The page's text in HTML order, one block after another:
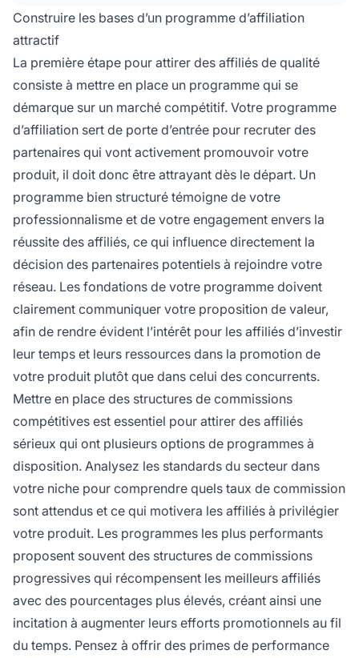
de relations solides avec vos affiliés et offrez-
leur le soutien nécessaire à leur réussite.
Construire les bases d’un programme d’affiliation
attractif
La première étape pour attirer des affiliés de qualité
consiste à mettre en place un programme qui se
démarque sur un marché compétitif. Votre programme
d’affiliation sert de porte d’entrée pour recruter des
partenaires qui vont activement promouvoir votre
produit, il doit donc être attrayant dès le départ. Un
programme bien structuré témoigne de votre
professionnalisme et de votre engagement envers la
réussite des affiliés, ce qui influence directement la
décision des partenaires potentiels à rejoindre votre
réseau. Les fondations de votre programme doivent
clairement communiquer votre proposition de valeur,
afin de rendre évident l’intérêt pour les affiliés d’investir
leur temps et leurs ressources dans la promotion de
votre produit plutôt que dans celui des concurrents.
Mettre en place des structures de commissions
compétitives est essentiel pour attirer des affiliés
sérieux qui ont plusieurs options de programmes à
disposition. Analysez les standards du secteur dans
votre niche pour comprendre quels taux de commission
sont attendus et ce qui motivera les affiliés à privilégier
votre produit. Les programmes les plus performants
proposent souvent des structures de commissions
progressives qui récompensent les meilleurs affiliés
avec des pourcentages plus élevés, créant ainsi une
incitation à augmenter leurs efforts promotionnels au fil
du temps. Pensez à offrir des primes de performance